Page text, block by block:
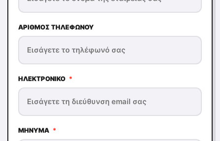
ΑΡΙΘΜΌΣ ΤΗΛΕΦΏΝΟΥ
ΗΛΕΚΤΡΟΝΙΚΌ *
ΜΉΝΥΜΑ *